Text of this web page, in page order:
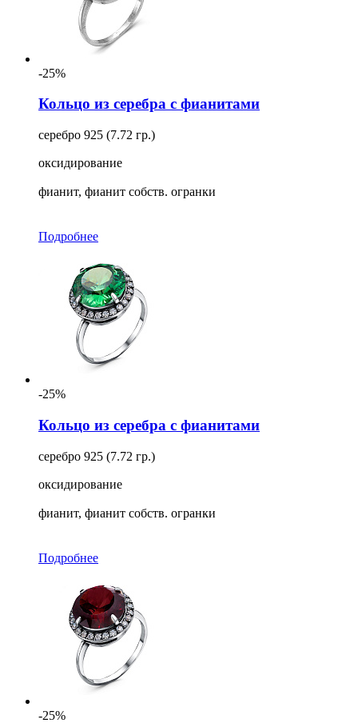
-25%
Кольцо из серебра с фианитами
серебро 925 (7.72 гр.)
оксидирование
фианит, фианит собств. огранки
Подробнее
-25%
Кольцо из серебра с фианитами
серебро 925 (7.72 гр.)
оксидирование
фианит, фианит собств. огранки
Подробнее
-25%